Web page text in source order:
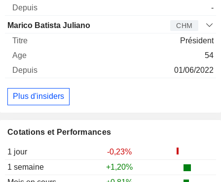
Cotations et Performances
1 jour
-0,23%
1 semaine
+1,20%
-
Marico Batista Juliano CHM
Président
54
01/06/2022
Plus d'insiders